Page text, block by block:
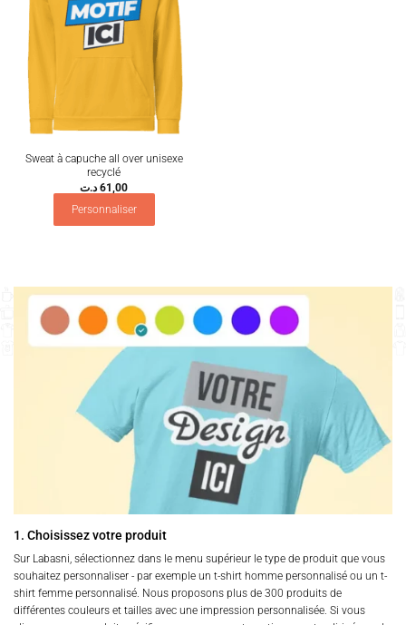
Sweat à capuche all over unisexe
recyclé
61,00 د.ت
Personnaliser
1. Choisissez votre produit
Sur Labasni, sélectionnez dans le menu supérieur le type de produit que vous
souhaitez personnaliser - par exemple un t-shirt homme personnalisé ou un t-
shirt femme personnalisé. Nous proposons plus de 300 produits de
différentes couleurs et tailles avec une impression personnalisée. Si vous